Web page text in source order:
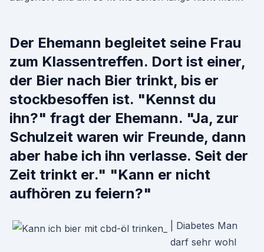
Der Ehemann begleitet seine Frau
zum Klassentreffen. Dort ist einer,
der Bier nach Bier trinkt, bis er
stockbesoffen ist. "Kennst du
ihn?" fragt der Ehemann. "Ja, zur
Schulzeit waren wir Freunde, dann
aber habe ich ihn verlasse. Seit der
Zeit trinkt er." "Kann er nicht
aufhören zu feiern?"
| Diabetes Man
darf sehr wohl